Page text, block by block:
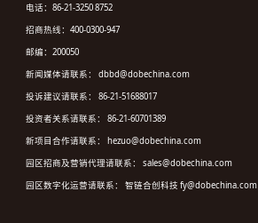
电话：86-21-3250 8752
招商热线：400-0300-947
邮编：200050
新闻媒体请联系： dbbd@dobechina.com
投诉建议请联系： 86-21-51688017
投资者关系请联系： 86-21-60701389
新项目合作请联系： hezuo@dobechina.com
园区招商及营销代理请联系： sales@dobechina.com
园区数字化运营请联系： 智链合创科技 fy@dobechina.com